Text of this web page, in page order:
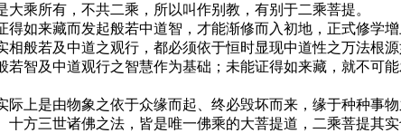
乘所有，不共二乘，所以叫作别教，有别于二乘菩提。
如来藏而发起般若中道智，才能渐修而入初地，正式修学
般若及中道之观行，都必须依于恒时显现中道性之万法根
智及中道观行之智慧作为基础；未能证得如来藏，就不可
上是由物象之依于众缘而起、终必毁坏而来，缘于种种事
方三世诸佛之法，皆是唯一佛乘的大菩提道，二乘菩提其